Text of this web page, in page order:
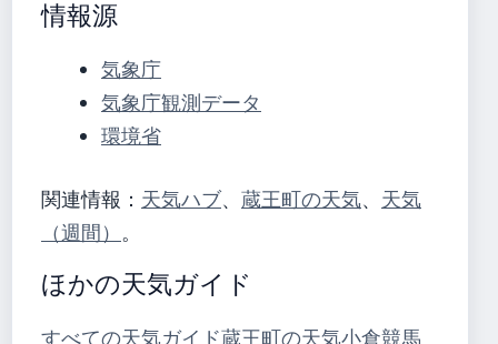
情報源
気象庁
気象庁観測データ
環境省
関連情報： 天気ハブ、 蔵王町の天気、 天気
（週間） 。
ほかの天気ガイド
すべての天気ガイド蔵王町の天気小倉競馬